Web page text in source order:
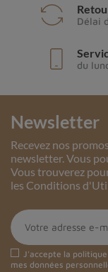
Délai
du
Newsletter
Recevez nos
newsletter. Vous
Vous trouverez
les Conditions
J'accepte la
mes données